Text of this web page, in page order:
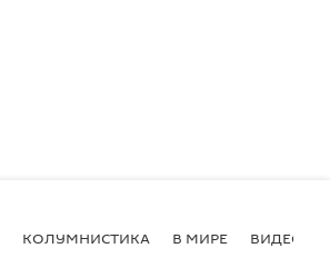
КОЛУМНИСТИКА В МИРЕ ВИДЕО